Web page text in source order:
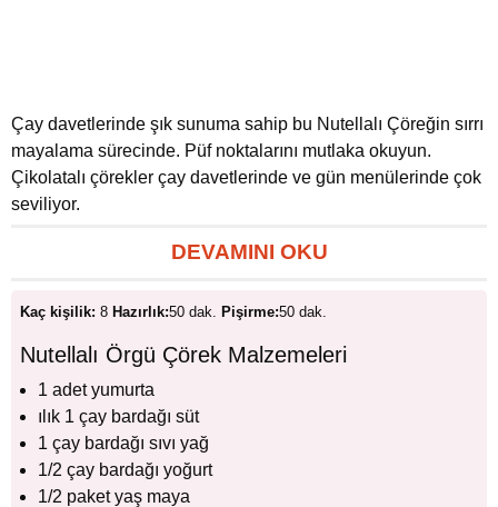
Çay davetlerinde şık sunuma sahip bu Nutellalı Çöreğin sırrı
mayalama sürecinde. Püf noktalarını mutlaka okuyun.
Çikolatalı çörekler çay davetlerinde ve gün menülerinde çok
seviliyor.
DEVAMINI OKU
Kaç kişilik: 8 Hazırlık:50 dak. Pişirme:50 dak.
Nutellalı Örgü Çörek Malzemeleri
1 adet yumurta
ılık 1 çay bardağı süt
1 çay bardağı sıvı yağ
1/2 çay bardağı yoğurt
1/2 paket yaş maya